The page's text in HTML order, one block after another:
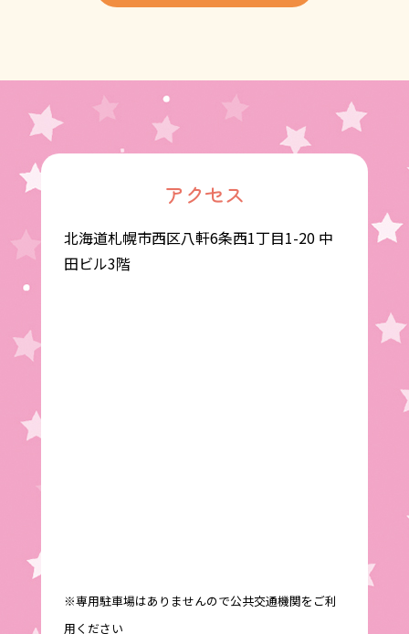
アクセス
北海道札幌市西区八軒6条西1丁目1-20 中
田ビル3階
※専用駐車場はありませんので公共交通機関をご利
用ください